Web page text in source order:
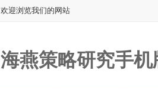
欢迎浏览我们的网站
海燕策略研究手机